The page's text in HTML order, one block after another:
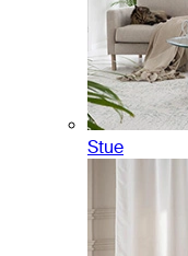
Stue